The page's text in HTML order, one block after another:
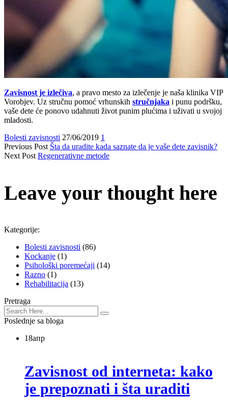
Zavisnost je izlečiva, a pravo mesto za izlečenje je naša klinika VIP
Vorobjev. Uz stručnu pomoć vrhunskih stručnjaka i punu podršku,
vaše dete će ponovo udahnuti život punim plućima i uživati u svojoj
mladosti.
Bolesti zavisnosti 27/06/2019 1
Previous Post Šta da uradite kada saznate da je vaše dete zavisnik?
Next Post Regenerativne metode
Leave your thought here
Kategorije:
Bolesti zavisnosti (86)
Kockanje (1)
Psihološki poremećaji (14)
Razno (1)
Rehabilitacija (13)
Pretraga
Poslednje sa bloga
18апр
Zavisnost od interneta: kako
je prepoznati i šta uraditi